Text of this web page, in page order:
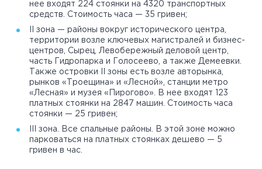
нее входят 224 стоянки на 4320 транспортных
средств. Стоимость часа — 35 гривен;
II зона — районы вокруг исторического центра,
территории возле ключевых магистралей и бизнес-
центров, Сырец, Левобережный деловой центр,
часть Гидропарка и Голосеево, а также Демеевки.
Также островки II зоны есть возле авторынка,
рынков «Троещина» и «Лесной», станции метро
«Лесная» и музея «Пирогово». В нее входят 123
платных стоянки на 2847 машин. Стоимость часа
стоянки — 25 гривен;
III зона. Все спальные районы. В этой зоне можно
парковаться на платных стоянках дешево — 5
гривен в час.